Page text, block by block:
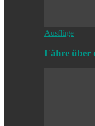
Ausflüge
Fähre über